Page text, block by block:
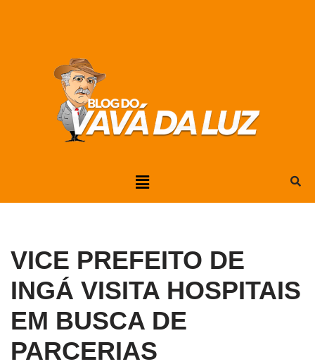
VICE PREFEITO DE
INGÁ VISITA HOSPITAIS
EM BUSCA DE
PARCERIAS